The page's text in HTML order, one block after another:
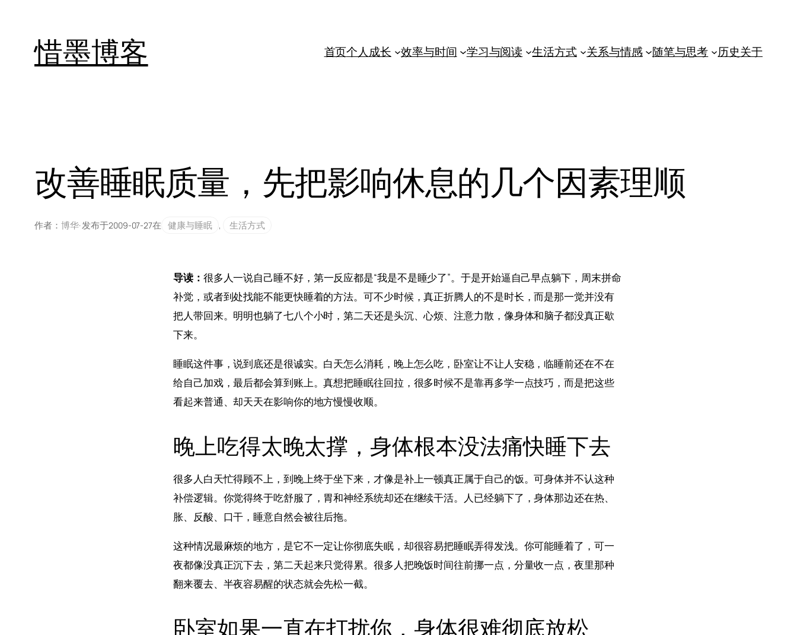
惜墨博客 首页个人成长 效率与时间 学习与阅读 生活方式 关系与情感 随笔与思考 历史关于
改善睡眠质量，先把影响休息的几个因素理顺
作者： 博华· 发布于2009-07-27在 健康与睡眠 , 生活方式
导读： 很多人一说自己睡不好，第一反应都是“我是不是睡少了”。于是开始逼自己早点躺下，周末拼命
补觉，或者到处找能不能更快睡着的方法。可不少时候，真正折腾人的不是时长，而是那一觉并没有
把人带回来。明明也躺了七八个小时，第二天还是头沉、心烦、注意力散，像身体和脑子都没真正歇
下来。
睡眠这件事，说到底还是很诚实。白天怎么消耗，晚上怎么吃，卧室让不让人安稳，临睡前还在不在
给自己加戏，最后都会算到账上。真想把睡眠往回拉，很多时候不是靠再多学一点技巧，而是把这些
看起来普通、却天天在影响你的地方慢慢收顺。
晚上吃得太晚太撑，身体根本没法痛快睡下去
很多人白天忙得顾不上，到晚上终于坐下来，才像是补上一顿真正属于自己的饭。可身体并不认这种
补偿逻辑。你觉得终于吃舒服了，胃和神经系统却还在继续干活。人已经躺下了，身体那边还在热、
胀、反酸、口干，睡意自然会被往后拖。
这种情况最麻烦的地方，是它不一定让你彻底失眠，却很容易把睡眠弄得发浅。你可能睡着了，可一
夜都像没真正沉下去，第二天起来只觉得累。很多人把晚饭时间往前挪一点，分量收一点，夜里那种
翻来覆去、半夜容易醒的状态就会先松一截。
卧室如果一直在打扰你，身体很难彻底放松